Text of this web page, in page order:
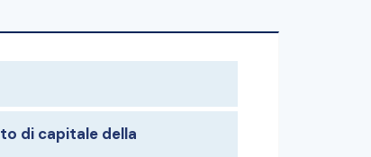
di capitale della